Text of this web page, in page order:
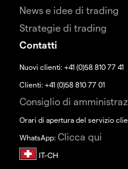
News e idee di trading
Strategie di trading
Contatti
Nuovi clienti: +41 (0)58 810 77 41
Clienti: +41 (0)58 810 77 01
Consiglio di
Orari di apertura del servizio
WhatsApp: Clicca qui